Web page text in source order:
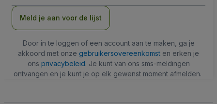
Meld je aan voor de lijst
Door in te loggen of een account aan te maken, ga je
akkoord met onze gebruikersovereenkomst en erken je
ons privacybeleid. Je kunt van ons sms-meldingen
ontvangen en je kunt je op elk gewenst moment afmelden.